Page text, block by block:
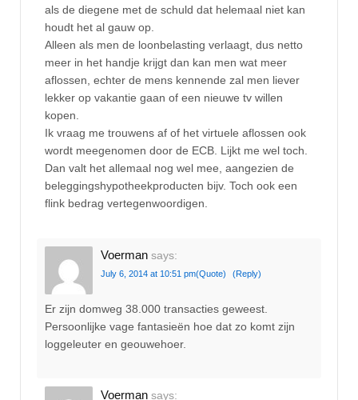
als de diegene met de schuld dat helemaal niet kan
houdt het al gauw op.
Alleen als men de loonbelasting verlaagt, dus netto
meer in het handje krijgt dan kan men wat meer
aflossen, echter de mens kennende zal men liever
lekker op vakantie gaan of een nieuwe tv willen
kopen.
Ik vraag me trouwens af of het virtuele aflossen ook
wordt meegenomen door de ECB. Lijkt me wel toch.
Dan valt het allemaal nog wel mee, aangezien de
beleggingshypotheekproducten bijv. Toch ook een
flink bedrag vertegenwoordigen.
Voerman says:
July 6, 2014 at 10:51 pm(Quote) (Reply)
Er zijn domweg 38.000 transacties geweest.
Persoonlijke vage fantasieën hoe dat zo komt zijn
loggeleuter en geouwehoer.
Voerman says: